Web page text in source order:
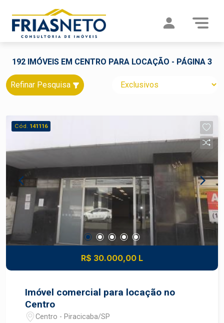
192 IMÓVEIS EM CENTRO PARA LOCAÇÃO - PÁGINA 3
Refinar Pesquisa
Cód. 141116
R$ 30.000,00 L
Imóvel comercial para locação no
Centro
Centro - Piracicaba/SP